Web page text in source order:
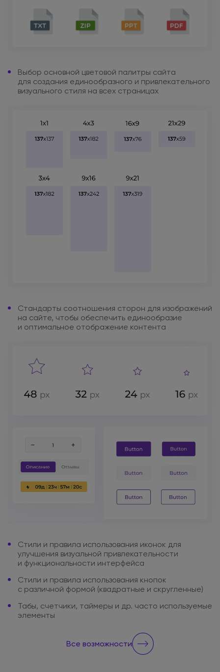
Выбор основной цветовой палитры сайта
для создания единообразного и привлекательного
визуального стиля на всех страницах
Стандарты соотношения сторон для изображений
на сайте, чтобы обеспечить единообразие
и оптимальное отображение контента
Стили и правила использования иконок для
улучшения визуальной привлекательности
и функциональности интерфейса
Стили и правила использования кнопок
с различной формой (квадратные и скругленные)
Табы, счетчики, таймеры и др. часто используемые
элементы
Все возможности